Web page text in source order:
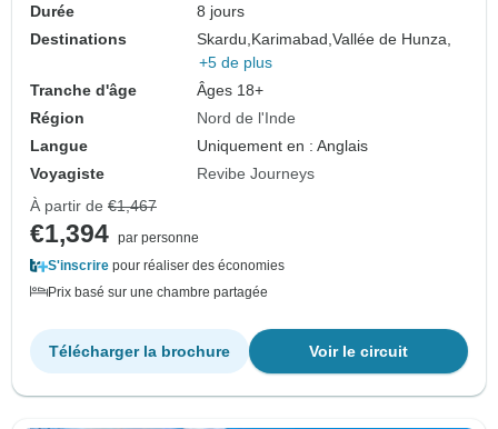
Durée
8 jours
Destinations
Skardu, Karimabad,Vallée de Hunza,
+5 de plus
Tranche d'âge
Âges 18+
Région
Nord de l'Inde
Langue
Uniquement en : Anglais
Voyagiste
Revibe Journeys
À partir de €1,467
€1,394 par personne
S'inscrire pour réaliser des économies
Prix basé sur une chambre partagée
Voir le circuit
Télécharger la brochure